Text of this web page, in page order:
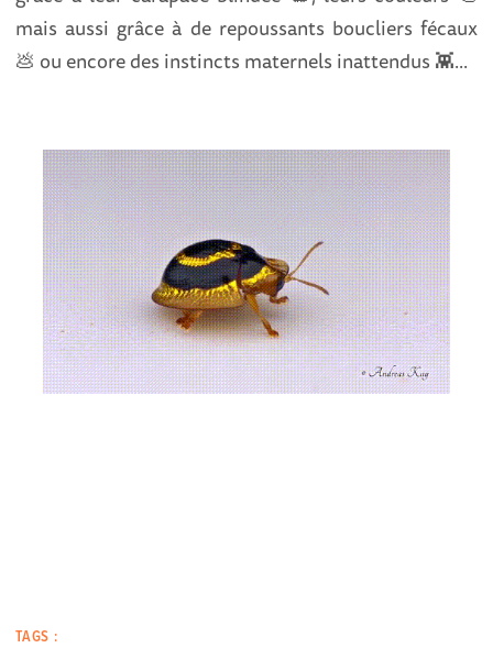
mais aussi grâce à de repoussants boucliers fécaux
💩 ou encore des instincts maternels inattendus 👾...
TAGS :